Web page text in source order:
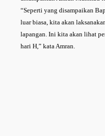
“Seperti yang disampaikan
luar biasa, kita akan
lapangan. Ini kita akan lihat
hari H,” kata Amran.